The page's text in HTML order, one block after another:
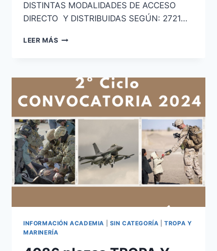
DISTINTAS MODALIDADES DE ACCESO
DIRECTO Y DISTRIBUIDAS SEGÚN: 2721…
LEER MÁS OFERTA
2024
GUARDIA
CIVIL
Y
POLICÍA
NACIONAL
INFORMACIÓN ACADEMIA SIN CATEGORÍA |TROPA Y
MARINERÍA